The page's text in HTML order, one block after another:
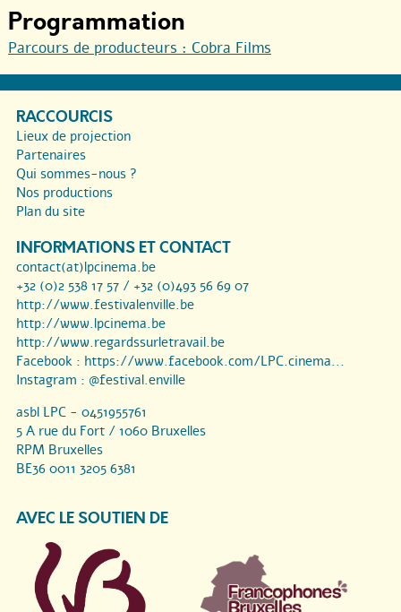
Programmation
Parcours de producteurs : Cobra Films
RACCOURCIS
Lieux de projection
Partenaires
Qui sommes-nous ?
Nos productions
Plan du site
INFORMATIONS ET CONTACT
contact(at)lpcinema.be
+32 (0)2 538 17 57 / +32 (0)493 56 69 07
http://www.festivalenville.be
http://www.lpcinema.be
http://www.regardssurletravail.be
Facebook : https://www.facebook.com/LPC.cinema...
Instagram : @festival.enville
asbl LPC - 0451955761
5 A rue du Fort / 1060 Bruxelles
RPM Bruxelles
BE36 0011 3205 6381
AVEC LE SOUTIEN DE